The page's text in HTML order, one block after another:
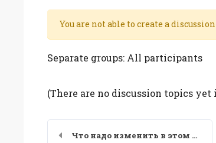
You are not able to create a
Separate groups: All participants
(There are no discussion topics
Что надо изменить в этом Курсе?